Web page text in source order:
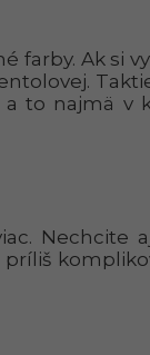
farby. Ak si
to najmä v
Nechcite
príliš